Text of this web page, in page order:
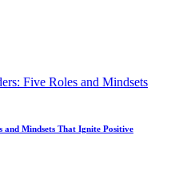
and Mindsets That Ignite Positive